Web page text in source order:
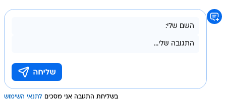
בשליחת התגובה אני מסכים לתנאי השימוש